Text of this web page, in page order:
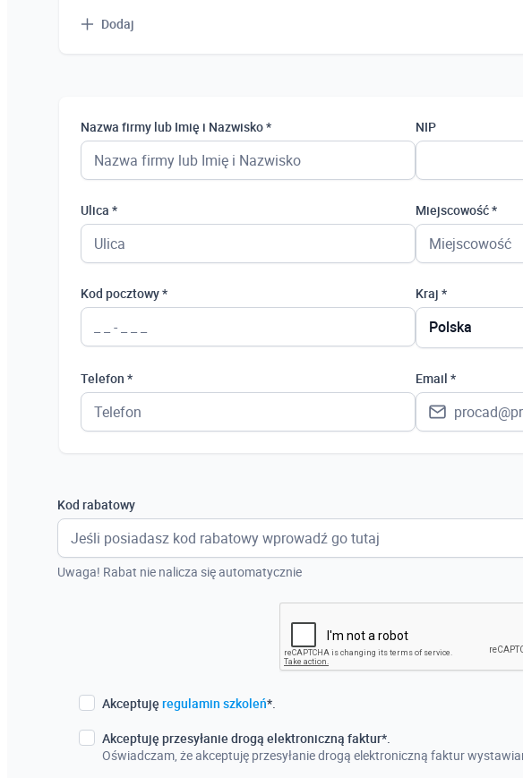
Dodaj
Nazwa firmy lub Imię i Nazwisko * NIP
Ulica * Miejscowość *
Kod pocztowy * Kraj *
Polska
Telefon * Email *
Kod rabatowy
Uwaga! Rabat nie nalicza się automatycznie
Akceptuję regulamin szkoleń*.
Akceptuję przesyłanie drogą elektroniczną faktur*.
Oświadczam, że akceptuję przesyłanie drogą elektroniczną faktur
Polska
Ukraina
Szwecja